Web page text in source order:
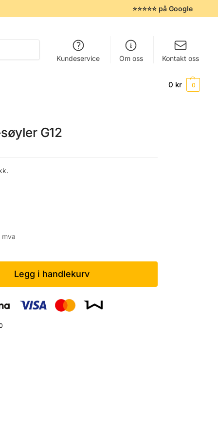
⭐⭐⭐⭐⭐ på Google
Kundeservice Om oss Kontakt oss
0 kr 0
G12
Legg i handlekurv